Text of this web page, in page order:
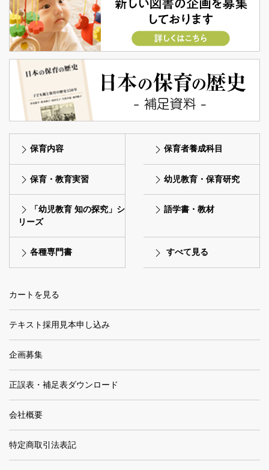
保育内容 保育者養成科目
保育・教育実習 幼児教育・保育研究
「幼児教育 知の探究」シ
リーズ
語学書・教材
各種専門書 すべて見る
カートを見る
テキスト採用見本申し込み
企画募集
正誤表・補足表ダウンロード
会社概要
特定商取引法表記